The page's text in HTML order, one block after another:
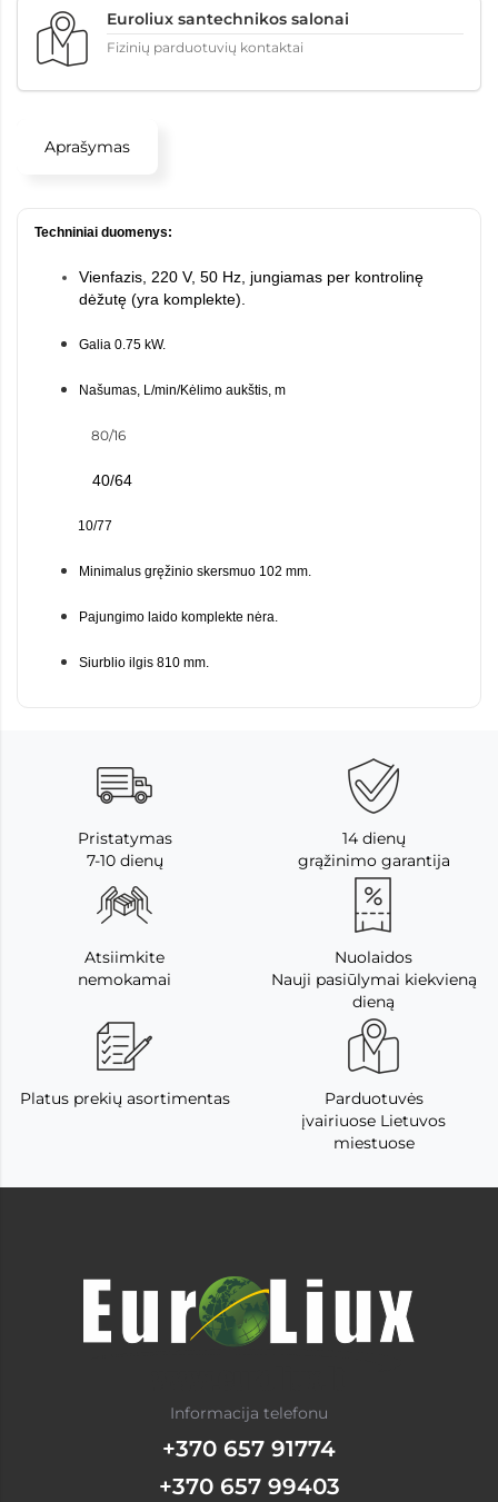
Euroliux santechnikos salonai
Fizinių parduotuvių kontaktai
Aprašymas
Techniniai duomenys:
Vienfazis, 220 V, 50 Hz, jungiamas per kontrolinę
dėžutę (yra komplekte).
Galia 0.75 kW.
Našumas, L/min/Kėlimo aukštis, m
80/16
40/64
10/77
Minimalus gręžinio skersmuo 102 mm.
Pajungimo laido komplekte nėra.
Siurblio ilgis 810 mm.
Pristatymas
7-10 dienų
14 dienų
grąžinimo garantija
Atsiimkite
nemokamai
Nuolaidos
Nauji pasiūlymai kiekvieną
dieną
Platus prekių asortimentas
Parduotuvės
įvairiuose Lietuvos
miestuose
Informacija telefonu
+370 657 91774
+370 657 99403